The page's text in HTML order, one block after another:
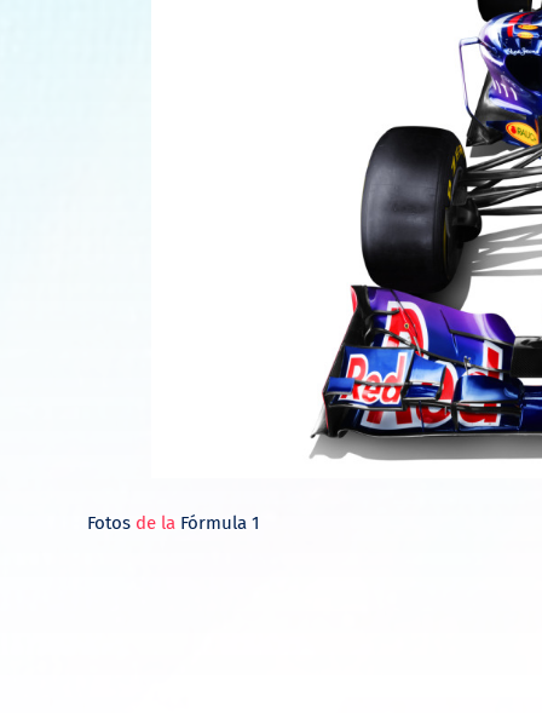
Fotos de la Fórmula 1